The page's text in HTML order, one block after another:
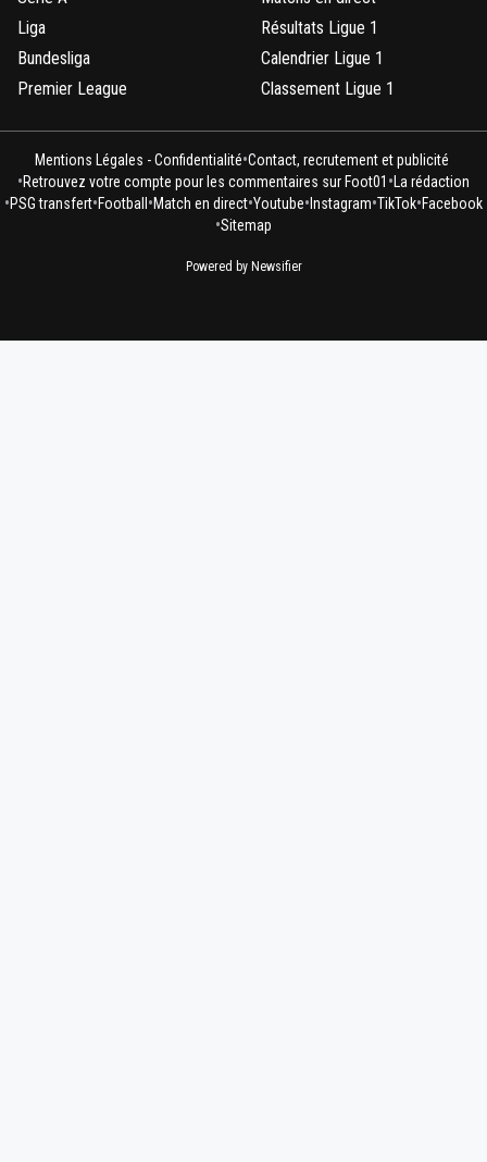
Liga
Bundesliga
Premier League
Résultats Ligue 1
Calendrier Ligue 1
Classement Ligue 1
Mentions Légales - Confidentialité•Contact, recrutement et publicité
•Retrouvez votre compte pour les commentaires sur Foot01 • La rédaction
•PSG transfert•Football •Match en direct•Youtube• Instagram•TikTok•Facebook
•Sitemap
Powered by Newsifier